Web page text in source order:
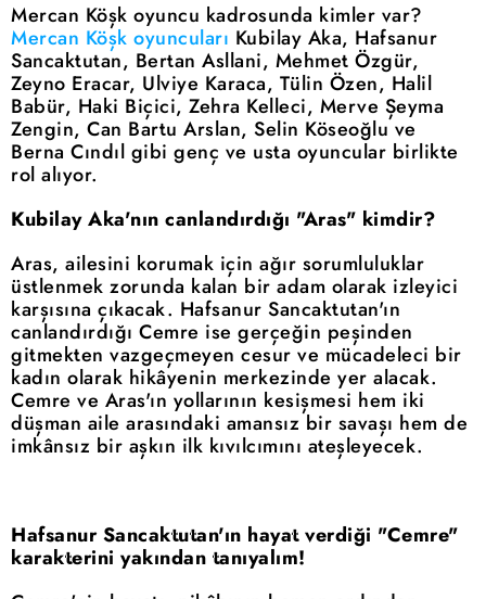
Mercan Köşk oyuncu kadrosunda kimler var?
Mercan Köşk oyuncuları Kubilay Aka, Hafsanur
Sancaktutan, Bertan Asllani, Mehmet Özgür,
Zeyno Eracar, Ulviye Karaca, Tülin Özen, Halil
Babür, Haki Biçici, Zehra Kelleci, Merve Şeyma
Zengin, Can Bartu Arslan, Selin Köseoğlu ve
Berna Cındıl gibi genç ve usta oyuncular birlikte
rol alıyor.
Kubilay Aka'nın canlandırdığı "Aras" kimdir?
Aras, ailesini korumak için ağır sorumluluklar
üstlenmek zorunda kalan bir adam olarak izleyici
karşısına çıkacak. Hafsanur Sancaktutan'ın
canlandırdığı Cemre ise gerçeğin peşinden
gitmekten vazgeçmeyen cesur ve mücadeleci bir
kadın olarak hikâyenin merkezinde yer alacak.
Cemre ve Aras'ın yollarının kesişmesi hem iki
düşman aile arasındaki amansız bir savaşı hem de
imkânsız bir aşkın ilk kıvılcımını ateşleyecek.
Hafsanur Sancaktutan'ın hayat verdiği "Cemre"
karakterini yakından tanıyalım!